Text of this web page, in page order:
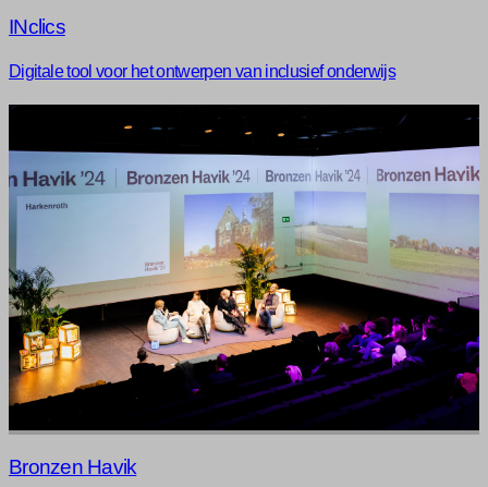
INclics
Digitale tool voor het ontwerpen van inclusief onderwijs
Bronzen Havik